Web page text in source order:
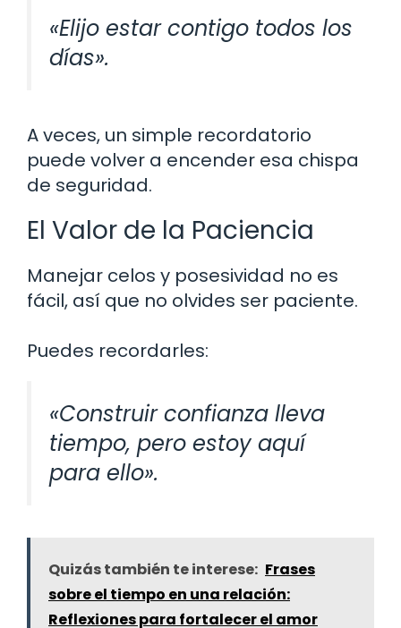
«Elijo estar contigo todos los
días».
A veces, un simple recordatorio
puede volver a encender esa chispa
de seguridad.
El Valor de la Paciencia
Manejar celos y posesividad no es
fácil, así que no olvides ser paciente.
Puedes recordarles:
«Construir confianza lleva
tiempo, pero estoy aquí
para ello».
Quizás también te interese: Frases
sobre el tiempo en una relación:
Reflexiones para fortalecer el amor